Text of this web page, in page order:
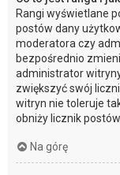
Rangi wyświetlane
postów dany
moderatora czy
bezpośrednio
administrator
zwiększyć swój
witryn nie toleruje
obniży licznik
Na górę